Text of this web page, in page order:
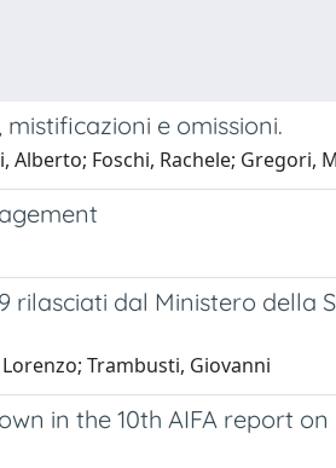
e omissioni.
Alberto; Foschi, Rachele; Gregori,
dal Ministero della
Trambusti, Giovanni
in the 10th AIFA report on